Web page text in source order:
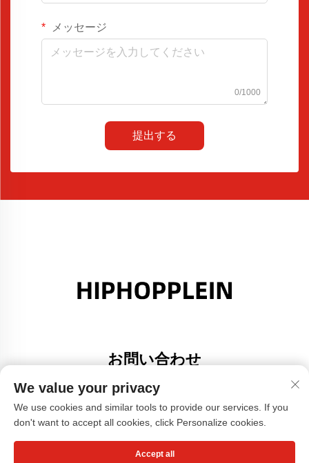
メッセージ
0/1000
提出する
お問い合わせ
Add: 広東省佛山市大里町金沙港創意園A棟308号室
電話番号：+86-17304049586
メールアドレス： [email protected]
We value your privacy
We use cookies and similar tools to provide our services. If you
don't want to accept all cookies, click Personalize cookies.
Accept all